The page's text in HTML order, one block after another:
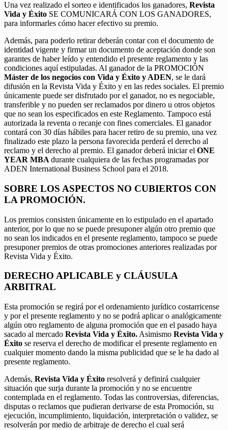
Una vez realizado el sorteo e identificados los ganadores, Revista
Vida y Éxito SE COMUNICARÁ CON LOS GANADORES,
para informarles cómo hacer efectivo su premio.
Además, para poderlo retirar deberán contar con el documento de
identidad vigente y firmar un documento de aceptación donde son
garantes de haber leído y entendido el presente reglamento y las
condiciones aquí estipuladas. Al ganador de la PROMOCIÓN
Máster de los negocios con Vida y Éxito y ADEN, se le dará
difusión en la Revista Vida y Éxito y en las redes sociales. El premio
únicamente puede ser disfrutado por el ganador, no es negociable,
transferible y no pueden ser reclamados por dinero u otros objetos
que no sean los especificados en este Reglamento. Tampoco está
autorizada la reventa o recanje con fines comerciales. El ganador
contará con 30 días hábiles para hacer retiro de su premio, una vez
finalizado este plazo la persona favorecida perderá el derecho al
reclamo y el derecho al premio. El ganador deberá iniciar el ONE
YEAR MBA durante cualquiera de las fechas programadas por
ADEN International Business School para el 2018.
SOBRE LOS ASPECTOS NO CUBIERTOS CON
LA PROMOCIÓN.
Los premios consisten únicamente en lo estipulado en el apartado
anterior, por lo que no se puede presuponer algún otro premio que
no sean los indicados en el presente reglamento, tampoco se puede
presuponer premios de otras promociones anteriores realizadas por
Revista Vida y Éxito.
DERECHO APLICABLE y CLÁUSULA
ARBITRAL
Esta promoción se regirá por el ordenamiento jurídico costarricense
y por el presente reglamento y no se podrá aplicar o analógicamente
algún otro reglamento de alguna promoción que en el pasado haya
sacado al mercado Revista Vida y Éxito. Asimismo Revista Vida y
Éxito se reserva el derecho de modificar el presente reglamento en
cualquier momento dando la misma publicidad que se le ha dado al
presente reglamento.
Además, Revista Vida y Éxito resolverá y definirá cualquier
situación que surja durante la promoción y no se encuentre
contemplada en el reglamento. Todas las controversias, diferencias,
disputas o reclamos que pudieran derivarse de esta Promoción, su
ejecución, incumplimiento, liquidación, interpretación o validez, se
resolverán por medio de arbitraje de derecho el cual será